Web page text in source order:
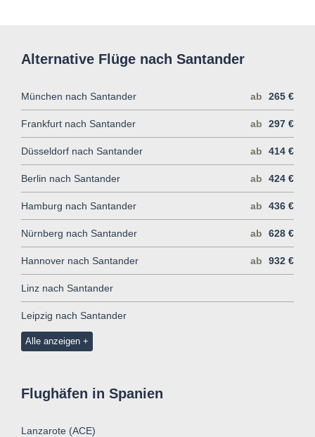
Alternative Flüge nach Santander
München nach Santander ab 265 €
Frankfurt nach Santander ab 297 €
Düsseldorf nach Santander ab 414 €
Berlin nach Santander ab 424 €
Hamburg nach Santander ab 436 €
Nürnberg nach Santander ab 628 €
Hannover nach Santander ab 932 €
Linz nach Santander
Leipzig nach Santander
Alle anzeigen
Flughäfen in Spanien
Lanzarote (ACE)